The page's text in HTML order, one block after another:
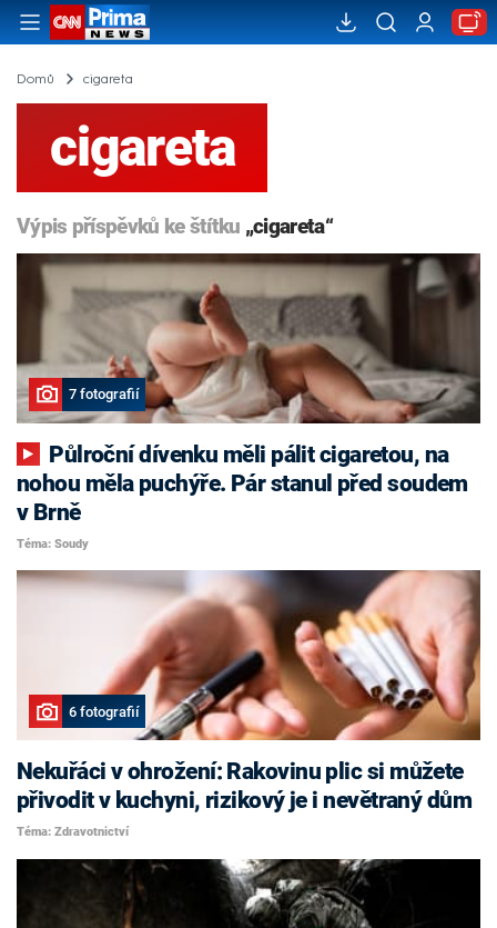
Domů cigareta
cigareta
Výpis příspěvků ke štítku „cigareta“
7 fotografií
nohou měla puchýře. Pár stanul před soudem
v Brně
Téma: Soudy
6 fotografií
Nekuřáci v ohrožení: Rakovinu plic si můžete
přivodit v kuchyni, rizikový je i nevětraný dům
Téma: Zdravotnictví